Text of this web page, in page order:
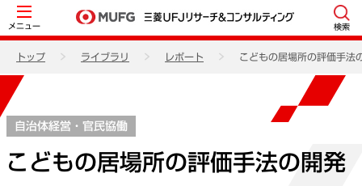
メニュー 検索
トップ ライブラリ レポート こどもの居場所の評価手法
自治体経営・官民協働
こどもの居場所の評価手法の開発